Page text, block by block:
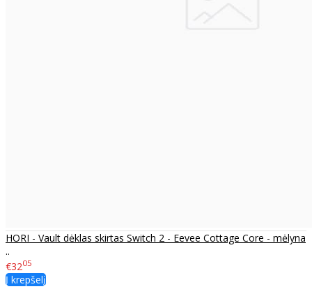
HORI - Vault dėklas skirtas Switch 2 - Eevee Cottage Core - mėlyna
..
€3205
Į krepšelį